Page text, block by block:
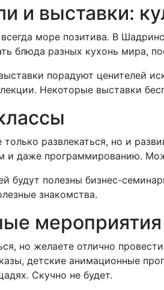
и выставки:
море позитива. В
блюда разных кухонь мира,
порадуют ценителей
Некоторые выставки
только развлекаться, но и
и даже программированию.
будут полезны бизнес-
знакомства.
мероприятия
но желаете отлично
детские анимационные
Скучно не будет.